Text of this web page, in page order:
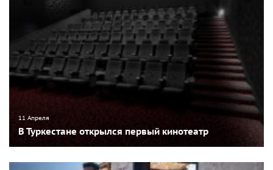
11 Апреля
В Туркестане открылся первый кинотеатр